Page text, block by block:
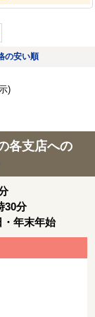
の安い順
)
各支店への
30分
年末年始